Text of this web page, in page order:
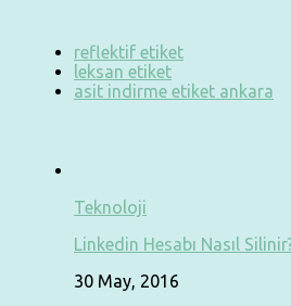
reflektif etiket
leksan etiket
asit indirme etiket ankara
Teknoloji
Linkedin Hesabı Nasıl
30 May, 2016